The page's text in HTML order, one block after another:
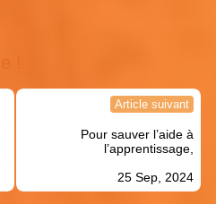
Article suivant
Pour sauver l’aide à
l’apprentissage,
25 Sep, 2024